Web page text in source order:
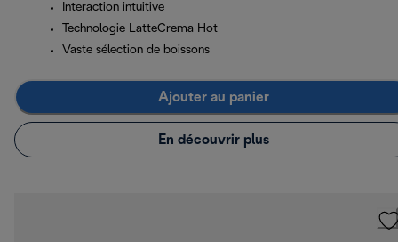
Interaction intuitive
Technologie LatteCrema Hot
Vaste sélection de boissons
Ajouter au panier
En découvrir plus